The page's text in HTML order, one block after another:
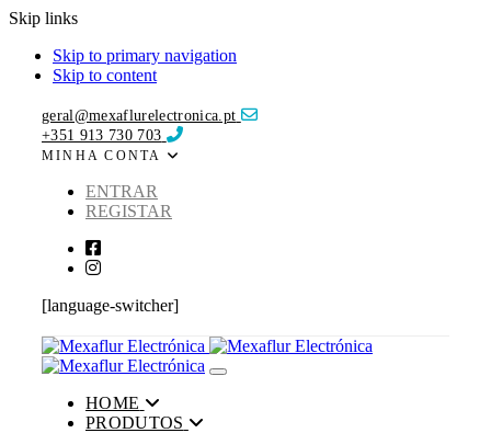
Skip links
Skip to primary navigation
Skip to content
geral@mexaflurelectronica.pt
+351 913 730 703
MINHA CONTA
ENTRAR
REGISTAR
[language-switcher]
Toggle navigation
HOME
PRODUTOS